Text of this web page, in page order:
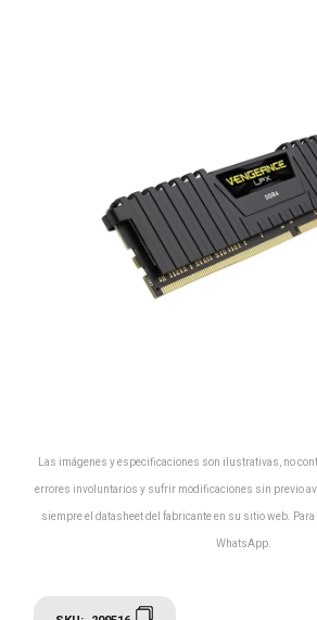
Las imágenes y especificaciones son ilustrativas, no
errores involuntarios y sufrir modificaciones sin previo
siempre el datasheet del fabricante en su sitio web.
WhatsApp.